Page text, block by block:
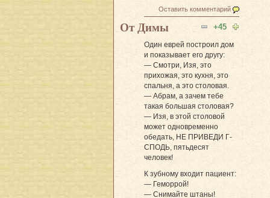
Оставить комментарий
+45
От Димы
Один еврей построил дом
и показывает его другу:
— Смотри, Изя, это
прихожая, это кухня, это
спальня, а это столовая.
— Абрам, а зачем тебе
такая большая столовая?
— Изя, в этой столовой
может одновременно
обедать, НЕ ПРИВЕДИ Г-
СПОДЬ, пятьдесят
человек!
К зубному входит пациент:
— Геморрой!
— Снимайте штаны!